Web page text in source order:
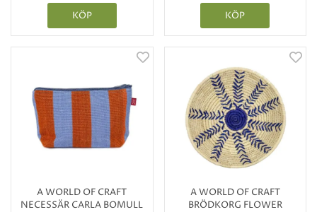
KÖP KÖP
A WORLD OF CRAFT
NECESSÄR CARLA BOMULL
A WORLD OF CRAFT
BRÖDKORG FLOWER